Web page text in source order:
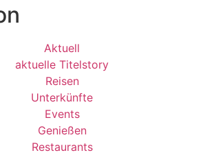
Aktuell
aktuelle Titelstory
Reisen
Unterkünfte
Events
Genießen
Restaurants